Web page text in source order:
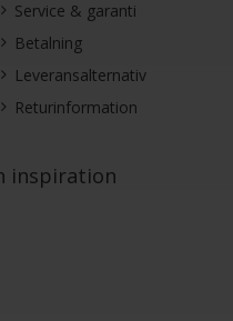
Service & garanti
Betalning
Leveransalternativ
Returinformation
inspiration